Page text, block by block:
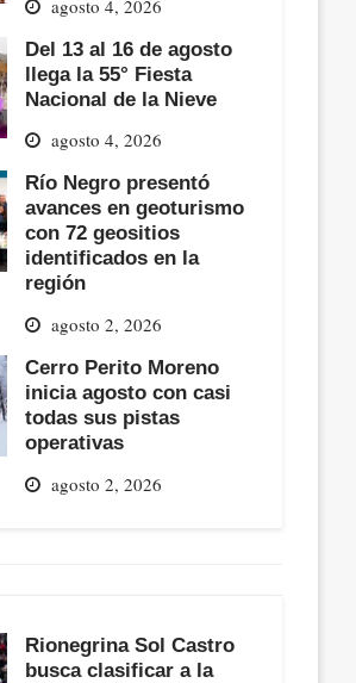
agosto 4, 2026
Del 13 al 16 de agosto
llega la 55° Fiesta
Nacional de la Nieve
agosto 4, 2026
Río Negro presentó
avances en geoturismo
con 72 geositios
identificados en la
región
agosto 2, 2026
Cerro Perito Moreno
inicia agosto con casi
todas sus pistas
operativas
agosto 2, 2026
Rionegrina Sol Castro
busca clasificar a la